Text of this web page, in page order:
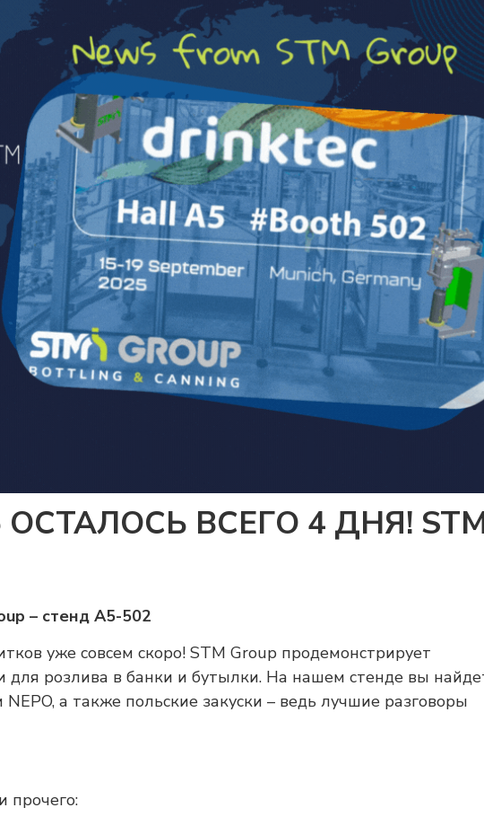
ОСТАЛОСЬ ВСЕГО 4 ДНЯ!
– стенд A5-502
уже совсем скоро! STM Group продемонстрирует
розлива в банки и бутылки. На нашем стенде вы
а также польские закуски – ведь лучшие разговоры
прочего: